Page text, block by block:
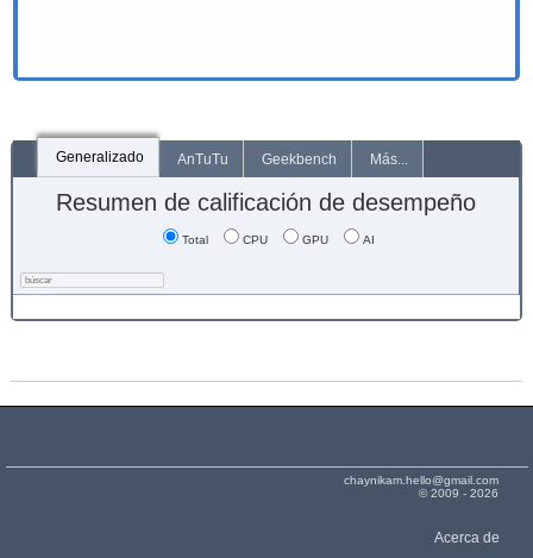
Generalizado AnTuTu Geekbench Más...
Resumen de calificación de desempeño
Total CPU GPU AI
chaynikam.hello@gmail.com
© 2009 - 2026
Acerca de